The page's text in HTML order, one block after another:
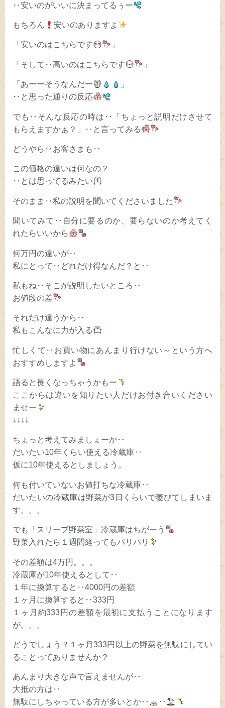
‥安いのがいいに決まってるぅー
もちろん 安いのありますよ
「安いのはこちらです 」
「そして‥高いのはこちらです 」
「あーーそうなんだー
」
‥と思った通りの反応
でも‥そんな反応の時は‥「ちょっと説明だけさせて
もらえますかぁ？」‥と言ってみる
どうやら‥お客さまも‥
この価格の違いは何なの？
‥とは思ってるみたい
そのまま‥私の説明を聞いてくださいました
聞いてみて‥自分に要るのか、要らないのか考えてく
れたらいいから
何万円の違いが‥
私にとって‥どれだけ得なんだ？と‥
私もね‥そこが説明したいところ‥
お値段の差
それだけ違うから‥
私もこんなに力が入る
忙しくて‥お買い物にあんまり行けない～という方へ
おすすめしますよ
語ると長くなっちゃうかもー
ここからは違いを知りたい人だけお付き合いください
ませー
↓↓↓↓
ちょっと考えてみましょーか‥
だいたい10年くらい使える冷蔵庫‥
仮に10年使えるとしましょう。
何も付いていないお値打ちな冷蔵庫‥
だいたいの冷蔵庫は野菜が3日くらいで萎びてしまいま
す。。。
でも「スリープ野菜室」冷蔵庫はちがーう
野菜入れたら１週間経ってもパリパリ
その差額は4万円。。。
冷蔵庫が10年使えるとして‥
１年に換算すると‥4000円の差額
１ヶ月に換算すると‥333円
１ヶ月約333円の差額を最初に支払うことになります
が。。。
どうでしょう？１ヶ月333円以上の野菜を無駄にしてい
ることってありませんか？
あんまり大きな声で言えませんが‥
大抵の方は‥
無駄にしちゃっている方が多いとか‥
‥